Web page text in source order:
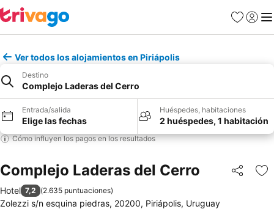
Favoritos
Iniciar
Ver todos los alojamientos en Piriápolis
Destino
Complejo Laderas del Cerro
Entrada/salida
Elige las fechas
Huéspedes, habitaciones
2 huéspedes, 1 habitación
Cómo influyen los pagos en los resultados
Complejo Laderas del Cerro Compartir
Hotel 7,2 (2.635 puntuaciones)
Zolezzi s/n esquina piedras, 20200, Piriápolis, Uruguay